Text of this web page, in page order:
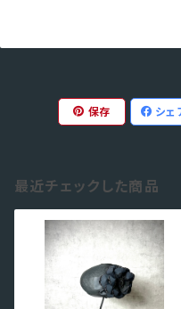
保存 シェ
最近チェックした商品